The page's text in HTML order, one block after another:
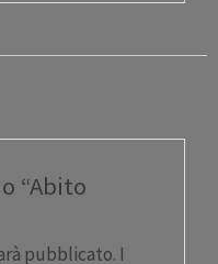
“Abito
pubblicato. I